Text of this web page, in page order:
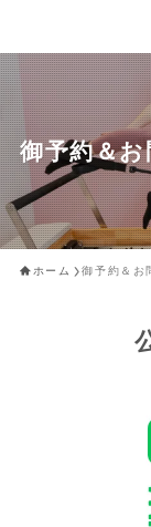
御予約＆
ホーム 御予約＆お